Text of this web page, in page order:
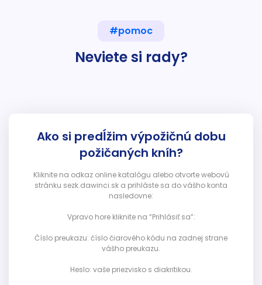
#pomoc
Neviete si rady?
Ako si predĺžim výpožičnú dobu
požičaných kníh?
Kliknite na odkaz online katalógu alebo otvorte webovú
stránku sezk.dawinci.sk a prihláste sa do vášho konta
nasledovne:
Vpravo hore kliknite na “Prihlásiť sa”:
Číslo preukazu: číslo čiarového kódu na zadnej strane
vášho preukazu.
Heslo: vaše priezvisko s diakritikou.